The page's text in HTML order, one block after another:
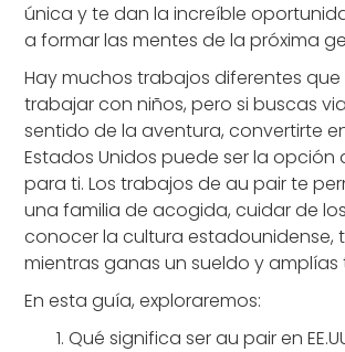
única y te dan la increíble
a formar las mentes de la próxima
Hay muchos trabajos diferentes
trabajar con niños, pero si buscas
sentido de la aventura, convertirte
Estados Unidos puede ser la
para ti. Los trabajos de au pair te
una familia de acogida, cuidar de
conocer la cultura estadounidense,
mientras ganas un sueldo y amplías
En esta guía, exploraremos:
Qué significa ser au pair en